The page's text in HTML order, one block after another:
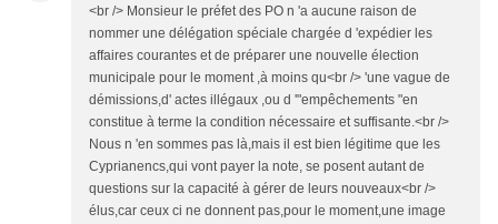
<br /> Monsieur le préfet des PO n 'a aucune raison de
nommer une délégation spéciale chargée d 'expédier les
affaires courantes et de préparer une nouvelle élection
municipale pour le moment ,à moins qu<br /> 'une vague de
démissions,d' actes illégaux ,ou d '"empêchements "en
constitue à terme la condition nécessaire et suffisante.<br />
Nous n 'en sommes pas là,mais il est bien légitime que les
Cyprianencs,qui vont payer la note, se posent autant de
questions sur la capacité à gérer de leurs nouveaux<br />
élus,car ceux ci ne donnent pas,pour le moment,une image